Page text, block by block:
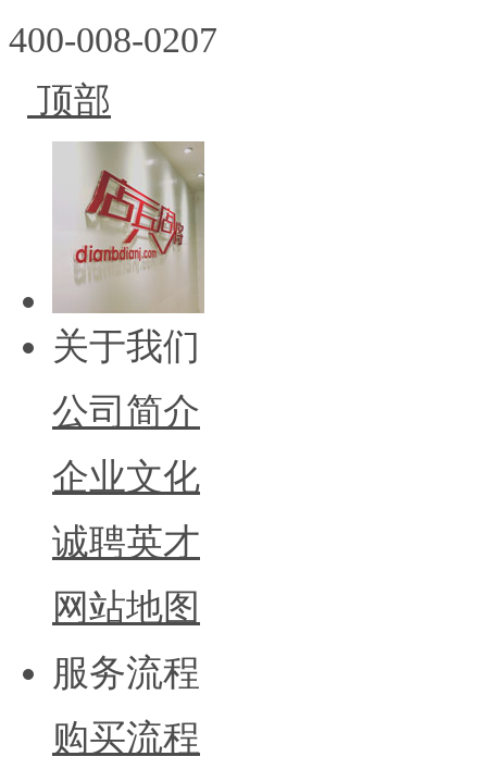
400-008-0207
顶部
关于我们
公司简介
企业文化
诚聘英才
网站地图
服务流程
购买流程